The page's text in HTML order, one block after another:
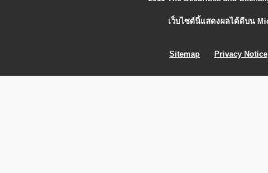
เว็บไซต์นี้แสดงผลได้ดีบน
Sitemap Privacy Notice